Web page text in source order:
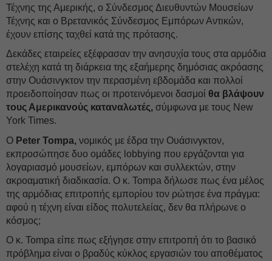
Τέχνης της Αμερικής, ο Σύνδεσμος Διευθυντών Μουσείων
Τέχνης και ο Βρετανικός Σύνδεσμος Εμπόρων Αντικών,
έχουν επίσης ταχθεί κατά της πρότασης.
Δεκάδες εταιρείες εξέφρασαν την ανησυχία τους στα αρμόδια
στελέχη κατά τη διάρκεια της εξαήμερης δημόσιας ακρόασης
στην Ουάσινγκτον την περασμένη εβδομάδα και πολλοί
προειδοποίησαν πως οι προτεινόμενοι δασμοί θα βλάψουν
τους Αμερικανούς καταναλωτές, σύμφωνα με τους New
York Times.
Ο Peter Tompa, νομικός με έδρα την Ουάσινγκτον,
εκπροσώπησε δυο ομάδες lobbying που εργάζονται για
λογαριασμό μουσείων, εμπόρων και συλλεκτών, στην
ακροαματική διαδικασία. Ο κ. Tompa δήλωσε πως ένα μέλος
της αρμόδιας επιτροπής εμπορίου τον ρώτησε ένα πράγμα:
αφού η τέχνη είναι είδος πολυτελείας, δεν θα πλήρωνε ο
κόσμος;
Ο κ. Tompa είπε πως εξήγησε στην επιτροπή ότι το βασικό
πρόβλημα είναι ο βραδύς κύκλος εργασιών του αποθέματος